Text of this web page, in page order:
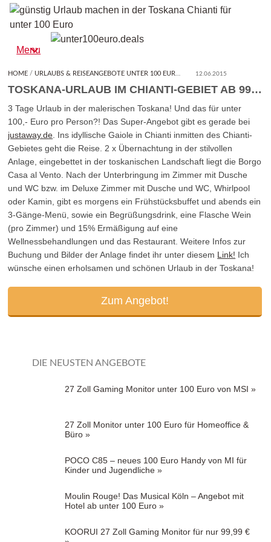
unter100euro.deals
Finde hier den Besten Deal unter 100,- Euro!
Menu
HOME / URLAUBS & REISEANGEBOTE UNTER 100 EURO TOSKANA-URLAUB IM
12.06.2015
TOSKANA-URLAUB IM CHIANTI-GEBIET AB 99€ PRO PERSON
3 Tage Urlaub in der malerischen Toskana! Und das für unter
100,- Euro pro Person?! Das Super-Angebot gibt es gerade bei
justaway.de . Ins idyllische Gaiole in Chianti inmitten des Chianti-
Gebietes geht die Reise. 2 x Übernachtung in der stilvollen
Anlage, eingebettet in der toskanischen Landschaft liegt die Borgo
Casa al Vento. Nach der Unterbringung im Zimmer mit Dusche
und WC bzw. im Deluxe Zimmer mit Dusche und WC, Whirlpool
oder Kamin, gibt es morgens ein Frühstücksbuffet und abends ein
3-Gänge-Menü, sowie ein Begrüßungsdrink, eine Flasche Wein
(pro Zimmer) und 15% Ermäßigung auf eine
Wellnessbehandlungen und das Restaurant. Weitere Infos zur
Buchung und Bilder der Anlage findet ihr unter diesem Link! Ich
wünsche einen erholsamen und schönen Urlaub in der Toskana!
Zum Angebot!
DIE NEUSTEN ANGEBOTE
27 Zoll Gaming Monitor unter 100 Euro von MSI »
27 Zoll Monitor unter 100 Euro für Homeoffice &
Büro »
POCO C85 – neues 100 Euro Handy von MI für
Kinder und Jugendliche »
Moulin Rouge! Das Musical Köln – Angebot mit
Hotel ab unter 100 Euro »
KOORUI 27 Zoll Gaming Monitor für nur 99,99 €